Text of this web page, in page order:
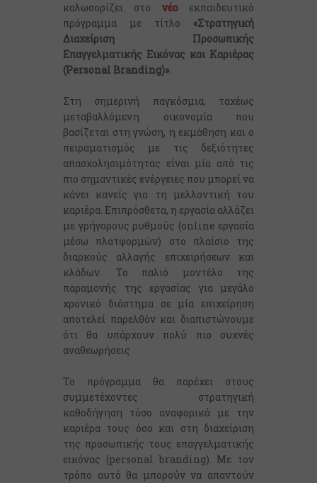
καλωσορίζει στο νέο εκπαιδευτικό
πρόγραμμα με τίτλο «Στρατηγική
Διαχείριση Προσωπικής
Επαγγελματικής Εικόνας και Καριέρας
(Personal Branding)».
Στη σημερινή παγκόσμια, ταχέως
μεταβαλλόμενη οικονομία που
βασίζεται στη γνώση, η εκμάθηση και ο
πειραματισμός με τις δεξιότητες
απασχολησιμότητας είναι μία από τις
πιο σημαντικές ενέργειες που μπορεί να
κάνει κανείς για τη μελλοντική του
καριέρα. Επιπρόσθετα, η εργασία αλλάζει
με γρήγορους ρυθμούς (online εργασία
μέσω πλατφορμών) στο πλαίσιο της
διαρκούς αλλαγής επιχειρήσεων και
κλάδων. Το παλιό μοντέλο της
παραμονής της εργασίας για μεγάλο
χρονικό διάστημα σε μία επιχείρηση
αποτελεί παρελθόν και διαπιστώνουμε
ότι θα υπάρχουν πολύ πιο συχνές
αναθεωρήσεις
Το πρόγραμμα θα παρέχει στους
συμμετέχοντες στρατηγική
καθοδήγηση τόσο αναφορικά με την
καριέρα τους όσο και στη διαχείριση
της προσωπικής τους επαγγελματικής
εικόνας (personal branding). Με τον
τρόπο αυτό θα μπορούν να απαντούν